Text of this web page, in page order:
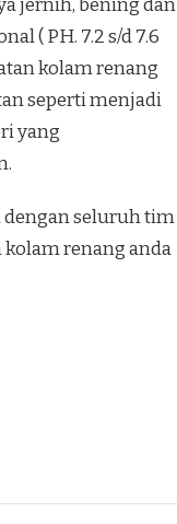
jernih, bening dan
( PH. 7.2 s/d 7.6
kolam renang
seperti menjadi
yang
dengan seluruh tim
renang anda